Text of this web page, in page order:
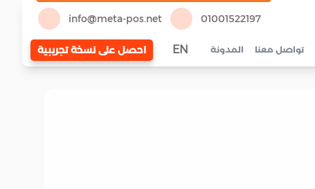
01001522197
info@meta-pos.net
تواصل معنا المدونة EN احصل على نسخة تجريبية